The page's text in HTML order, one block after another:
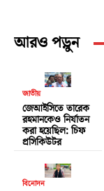
আরও পড়ুন
জাতীয়
জেআইসিতে তারেক
রহমানকেও নির্যাতন
করা হয়েছিল: চিফ
প্রসিকিউটর
বিনোদন